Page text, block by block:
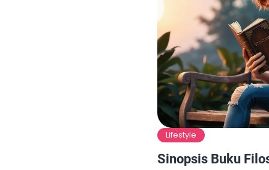
Lifestyle
Sinopsis Buku